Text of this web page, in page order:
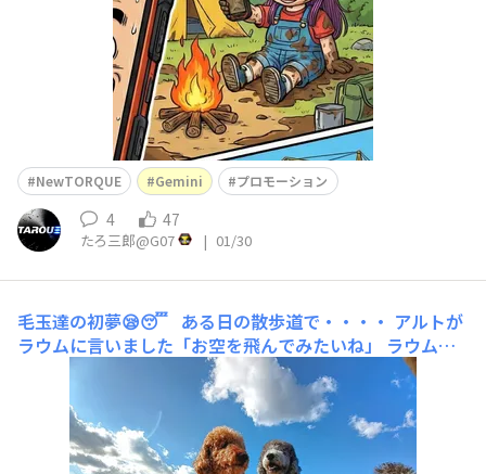
NewTORQUE Gemini プロモーション
4 47
たろ三郎@G07 | 01/30
毛玉達の初夢😪😴 ある日の散歩道で・・・・ アルトが
ラウムに言いました「お空を飛んでみたいね」 ラウムは
アルトへ言いました「✧Geminiに聞いてみる❓️」 ✧Gemin
iは答えました「きっと夢でかなうよ」